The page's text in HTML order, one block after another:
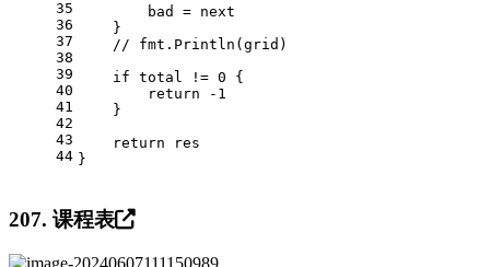
35
36
37
38
39
40
41
42
43
44
        bad = next
    }
// fmt.Println(grid)
if total != 0 {
return
-1
    }
return res
}
207. 课程表